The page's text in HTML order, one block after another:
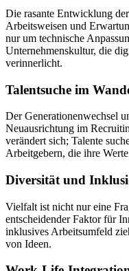
Die rasante Entwicklung
Arbeitsweisen und
nur um technische
Unternehmenskultur, die
verinnerlicht.
Talentsuche im
Der Generationenwechsel
Neuausrichtung im
verändert sich; Talente
Arbeitgebern, die ihre
Diversität und
Vielfalt ist nicht nur eine
entscheidender Faktor für
inklusives Arbeitsumfeld
von Ideen.